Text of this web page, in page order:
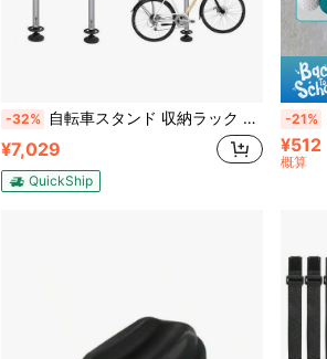
-32% 自転車スタンド 収納ラック サイクルスタンド ディスプレイスタンド バイクタワー 頑丈 転倒防止スタンド 防錆 耐腐食性 高さ調整 家具 収納 玄関収納
¥7,029
QuickShip
-21%
¥512
概算